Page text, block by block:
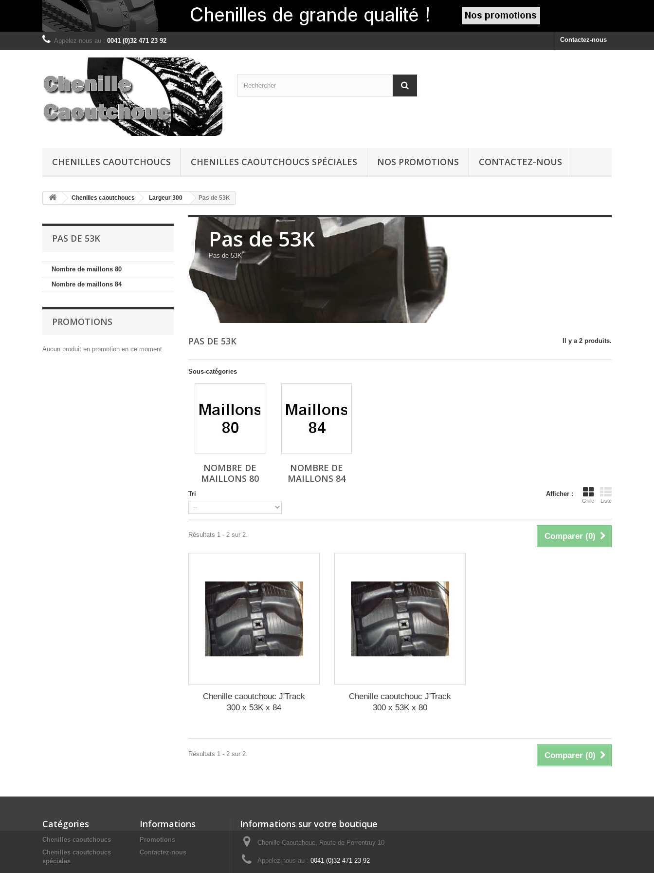
Contactez-nous
Appelez-nous au : 0041 (0)32 471 23 92
CHENILLES CAOUTCHOUCS CHENILLES CAOUTCHOUCS SPÉCIALES NOS PROMOTIONS CONTACTEZ-NOUS
Chenilles caoutchoucs Largeur 300 Pas de 53K
PAS DE 53K
Nombre de maillons 80
Nombre de maillons 84
PROMOTIONS
Aucun produit en promotion en ce moment.
Pas de 53K
Pas de 53K
PAS DE 53K Il y a 2 produits.
Sous-catégories
NOMBRE DE
MAILLONS 80
NOMBRE DE
MAILLONS 84
Afficher :
Grille Liste
Tri
Comparer (0)
Résultats 1 - 2 sur 2.
Chenille caoutchouc J'Track
300 x 53K x 84
Chenille caoutchouc J'Track
300 x 53K x 80
Comparer (0)
Résultats 1 - 2 sur 2.
Catégories
Chenilles caoutchoucs
Chenilles caoutchoucs
spéciales
Informations
Promotions
Contactez-nous
Informations sur votre boutique
Chenille Caoutchouc, Route de Porrentruy 10
Appelez-nous au : 0041 (0)32 471 23 92